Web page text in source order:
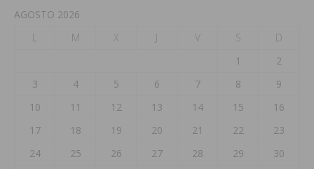
AGOSTO 2026
L
M X J V S
D
1
2
3
4 5 6 7 8
9
10
11 12 13 14 15
16
17
18 19 20 21 22
23
24
25 26 27 28 29
30